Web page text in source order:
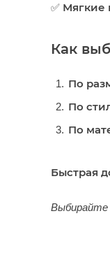
✅ Мягкие
Как
По
По
По
Быстрая
Выбирайте